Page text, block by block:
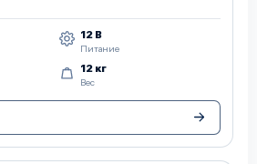
12 В
Питание
12 кг
Вес